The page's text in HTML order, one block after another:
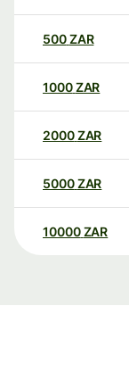
500ZAR
1000ZAR
2000ZAR
5000ZAR
10000 ZAR